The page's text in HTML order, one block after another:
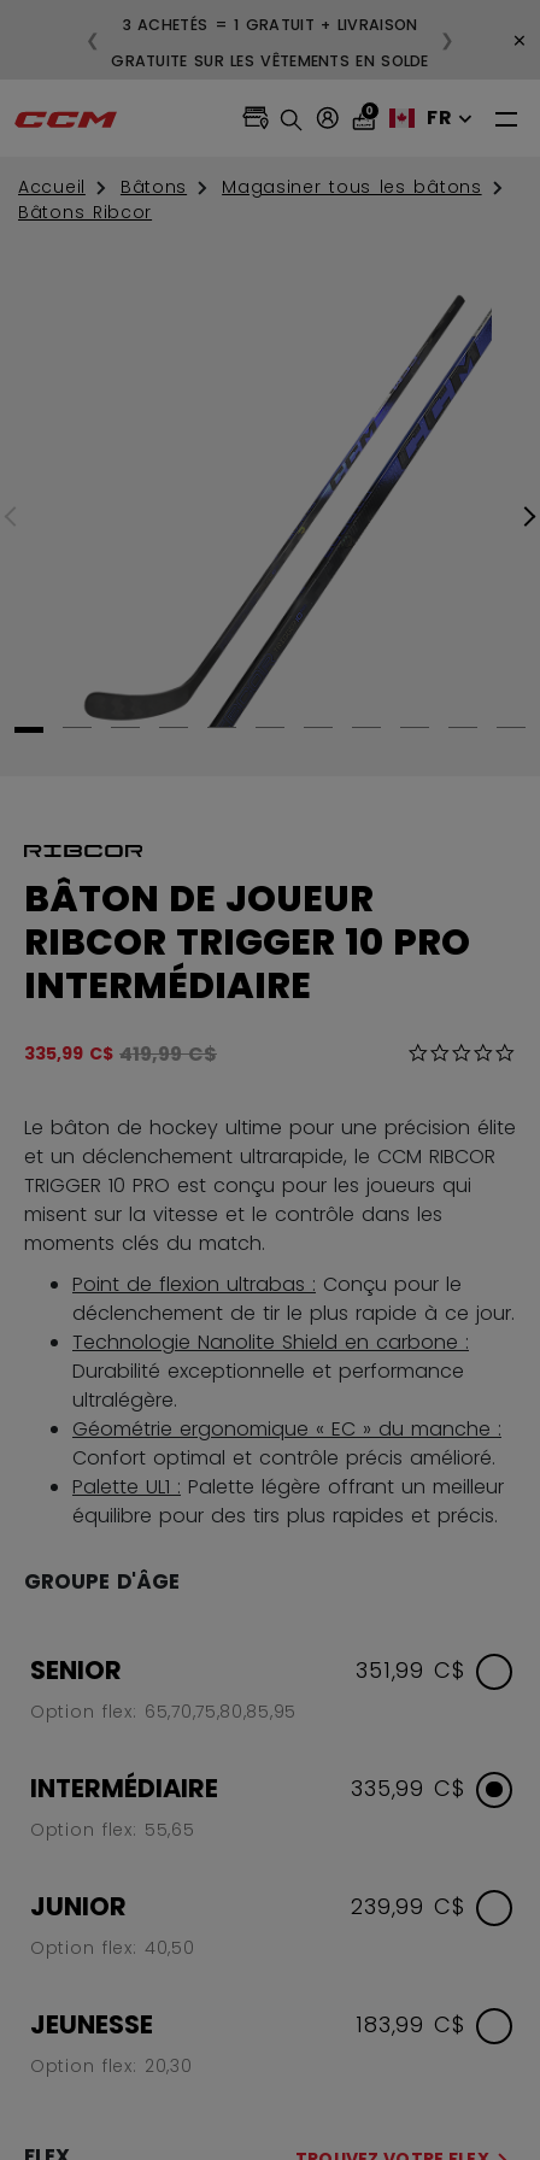
3 ACHETÉS = 1 GRATUIT + LIVRAISON
GRATUITE SUR LES VÊTEMENTS EN SOLDE
❮ ❯ ×
0 FR
Accueil Bâtons
Magasiner tous les bâtons
Bâtons Ribcor
BÂTON DE JOUEUR
RIBCOR TRIGGER 10 PRO
INTERMÉDIAIRE
335,99 C$ Le prix original avant le rabais était
419,99 C$ 5 sur 5
Le bâton de hockey ultime pour une précision élite
et un déclenchement ultrarapide, le CCM RIBCOR
TRIGGER 10 PRO est conçu pour les joueurs qui
misent sur la vitesse et le contrôle dans les
moments clés du match.
Point de flexion ultrabas : Conçu pour le
déclenchement de tir le plus rapide à ce jour.
Technologie Nanolite Shield en carbone :
Durabilité exceptionnelle et performance
ultralégère.
Géométrie ergonomique « EC » du manche :
Confort optimal et contrôle précis amélioré.
Palette UL1 : Palette légère offrant un meilleur
équilibre pour des tirs plus rapides et précis.
GROUPE D'ÂGE
SENIOR
Option flex: 65,70,75,80,85,95
351,99 C$
INTERMÉDIAIRE
Option flex: 55,65
335,99 C$
JUNIOR
Option flex: 40,50
239,99 C$
JEUNESSE
Option flex: 20,30
183,99 C$